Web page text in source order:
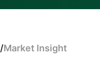
/Market Insight